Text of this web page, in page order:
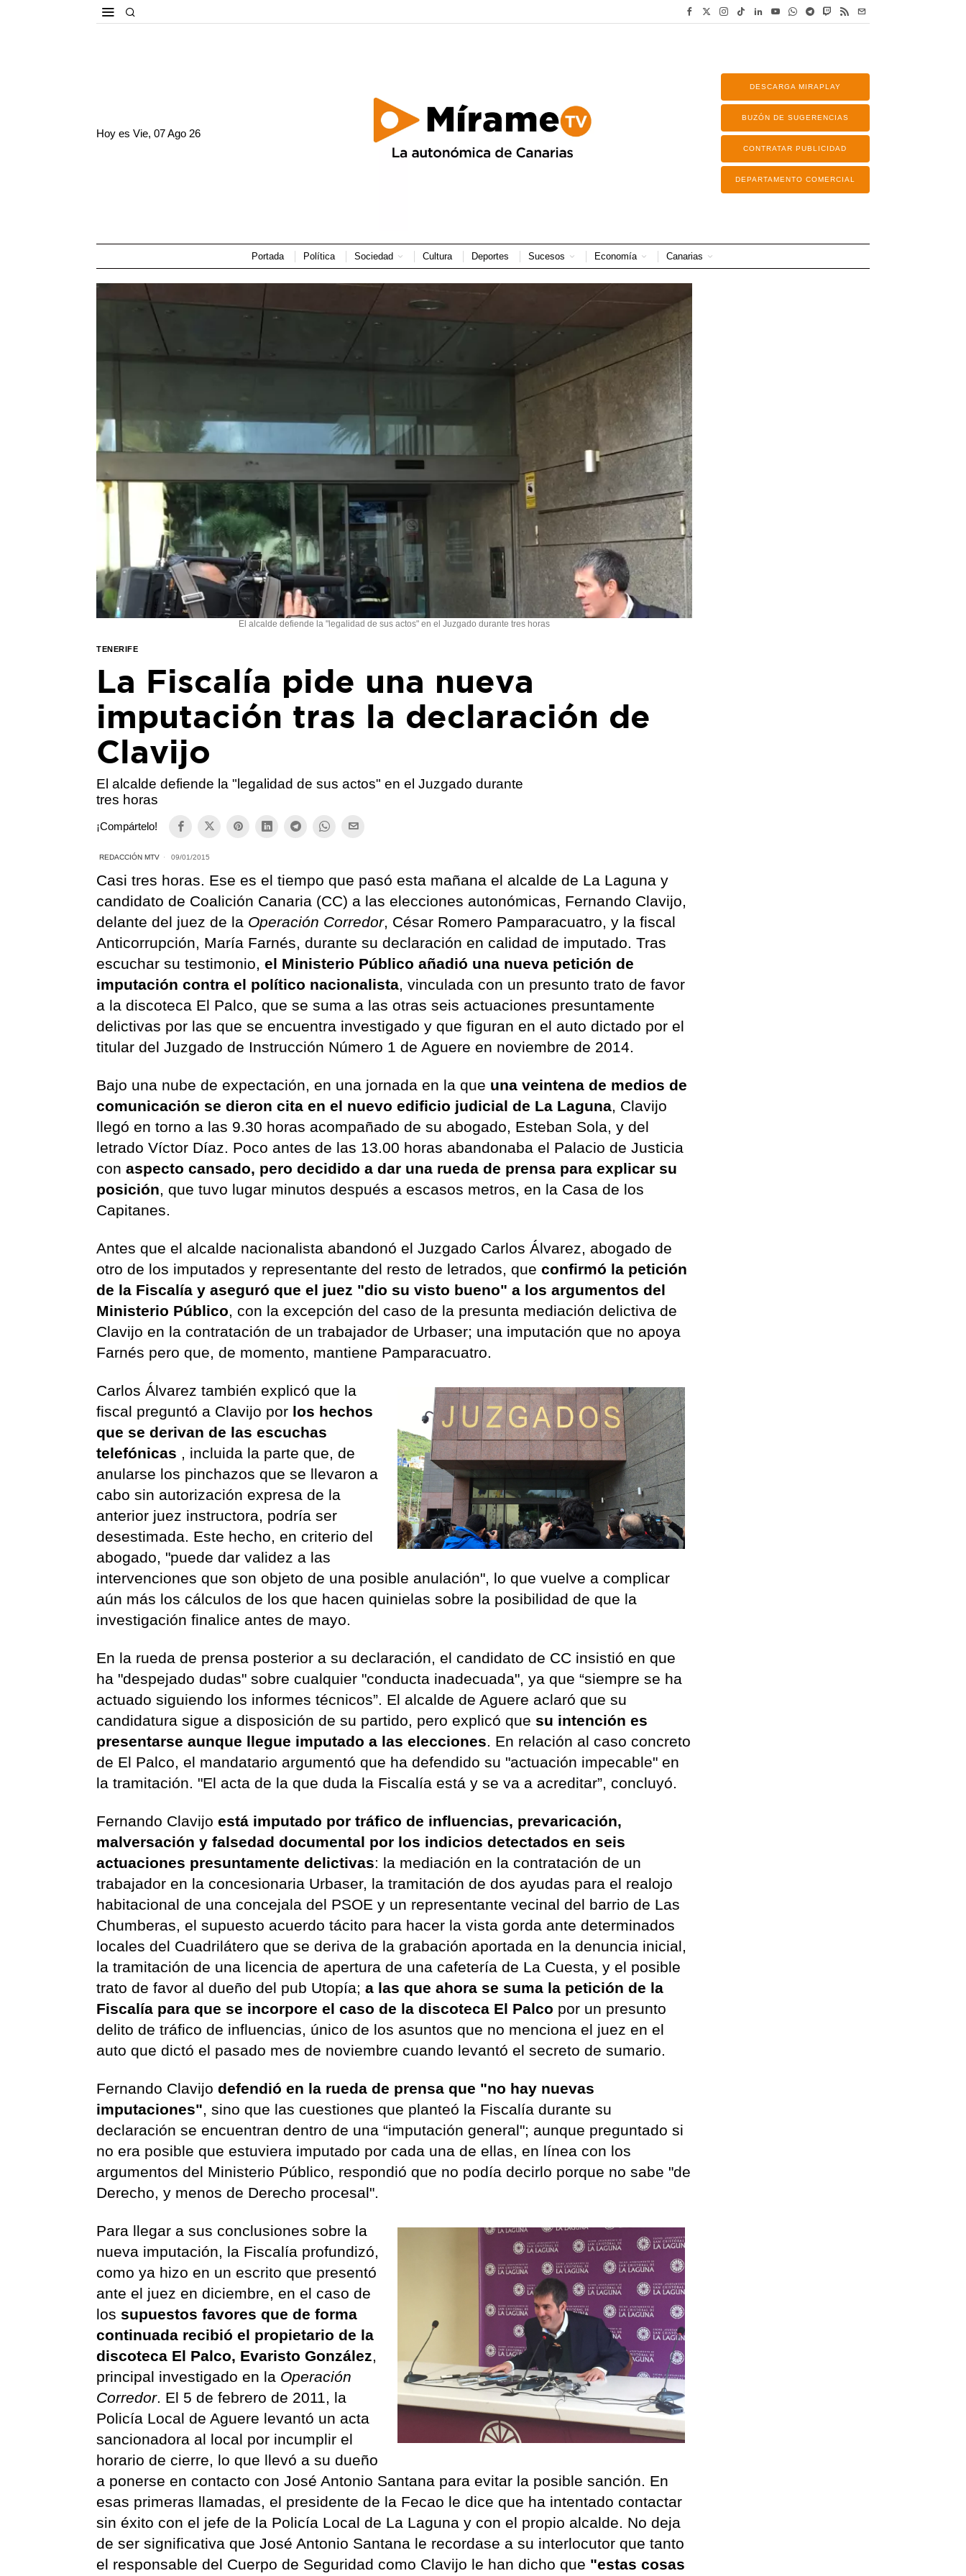
Hoy esVie, 07 Ago 26
DESCARGA MIRAPLAY
BUZÓN DE SUGERENCIAS
CONTRATAR PUBLICIDAD
DEPARTAMENTO COMERCIAL
Portada Política Sociedad Cultura Deportes Sucesos Economía Canarias
El alcalde defiende la "legalidad de sus actos" en el Juzgado durante tres horas
TENERIFE
La Fiscalía pide una nueva
imputación tras la declaración de
Clavijo
El alcalde defiende la "legalidad de sus actos" en el Juzgado durante
tres horas
¡Compártelo!
REDACCIÓN MTV 09/01/2015
Casi tres horas. Ese es el tiempo que pasó esta mañana el alcalde de La Laguna y
candidato de Coalición Canaria (CC) a las elecciones autonómicas, Fernando Clavijo,
delante del juez de la Operación Corredor, César Romero Pamparacuatro, y la fiscal
Anticorrupción, María Farnés, durante su declaración en calidad de imputado. Tras
escuchar su testimonio,el Ministerio Público añadió una nueva petición de
imputación contra el político nacionalista, vinculada con un presunto trato de favor
a la discoteca El Palco, que se suma a las otras seis actuaciones presuntamente
delictivas por las que se encuentra investigado y que figuran en el auto dictado por el
titular del Juzgado de Instrucción Número 1 de Aguere en noviembre de 2014.
Bajo una nube de expectación, en una jornada en la que una veintena de medios de
comunicación se dieron cita en el nuevo edificio judicial de La Laguna, Clavijo
llegó en torno a las 9.30 horas acompañado de su abogado, Esteban Sola, y del
letrado Víctor Díaz. Poco antes de las 13.00 horas abandonaba el Palacio de Justicia
conaspecto cansado, pero decidido a dar una rueda de prensa para explicar su
posición, que tuvo lugar minutos después a escasos metros, en la Casa de los
Capitanes.
Antes que el alcalde nacionalista abandonó el Juzgado Carlos Álvarez, abogado de
otro de los imputados y representante del resto de letrados, queconfirmó la petición
de la Fiscalía y aseguró que el juez "dio su visto bueno" a los argumentos del
Ministerio Público, con la excepción del caso de la presunta mediación delictiva de
Clavijo en la contratación de un trabajador de Urbaser; una imputación que no apoya
Farnés pero que, de momento, mantiene Pamparacuatro.
Carlos Álvarez también explicó que la
fiscal preguntó a Clavijo por los hechos
que se derivan de las escuchas
telefónicas , incluida la parte que, de
anularse los pinchazos que se llevaron a
cabo sin autorización expresa de la
anterior juez instructora, podría ser
desestimada. Este hecho, en criterio del
abogado, "puede dar validez a las
intervenciones que son objeto de una posible anulación", lo que vuelve a complicar
aún más los cálculos de los que hacen quinielas sobre la posibilidad de que la
investigación finalice antes de mayo.
En la rueda de prensa posterior a su declaración, el candidato de CC insistió en que
ha "despejado dudas" sobre cualquier "conducta inadecuada", ya que “siempre se ha
actuado siguiendo los informes técnicos”. El alcalde de Aguere aclaró que su
candidatura sigue a disposición de su partido, pero explicó que su intención es
presentarse aunque llegue imputado a las elecciones. En relación al caso concreto
de El Palco, el mandatario argumentó que ha defendido su "actuación impecable" en
la tramitación. "El acta de la que duda la Fiscalía está y se va a acreditar”, concluyó.
Fernando Clavijoestá imputado por tráfico de influencias, prevaricación,
malversación y falsedad documental por los indicios detectados en seis
actuaciones presuntamente delictivas: la mediación en la contratación de un
trabajador en la concesionaria Urbaser, la tramitación de dos ayudas para el realojo
habitacional de una concejala del PSOE y un representante vecinal del barrio de Las
Chumberas, el supuesto acuerdo tácito para hacer la vista gorda ante determinados
locales del Cuadrilátero que se deriva de la grabación aportada en la denuncia inicial,
la tramitación de una licencia de apertura de una cafetería de La Cuesta, y el posible
trato de favor al dueño del pub Utopía;a las que ahora se suma la petición de la
Fiscalía para que se incorpore el caso de la discoteca El Palco por un presunto
delito de tráfico de influencias, único de los asuntos que no menciona el juez en el
auto que dictó el pasado mes de noviembre cuando levantó el secreto de sumario.
Fernando Clavijodefendió en la rueda de prensa que "no hay nuevas
imputaciones", sino que las cuestiones que planteó la Fiscalía durante su
declaración se encuentran dentro de una “imputación general"; aunque preguntado si
no era posible que estuviera imputado por cada una de ellas, en línea con los
argumentos del Ministerio Público, respondió que no podía decirlo porque no sabe "de
Derecho, y menos de Derecho procesal".
Para llegar a sus conclusiones sobre la
nueva imputación, la Fiscalía profundizó,
como ya hizo en un escrito que presentó
ante el juez en diciembre, en el caso de
los supuestos favores que de forma
continuada recibió el propietario de la
discoteca El Palco, Evaristo González,
principal investigado en la Operación
Corredor. El 5 de febrero de 2011, la
Policía Local de Aguere levantó un acta
sancionadora al local por incumplir el
horario de cierre, lo que llevó a su dueño
a ponerse en contacto con José Antonio Santana para evitar la posible sanción. En
esas primeras llamadas, el presidente de la Fecao le dice que ha intentado contactar
sin éxito con el jefe de la Policía Local de La Laguna y con el propio alcalde. No deja
de ser significativa que José Antonio Santana le recordase a su interlocutor que tanto
el responsable del Cuerpo de Seguridad como Clavijo le han dicho que "estas cosas